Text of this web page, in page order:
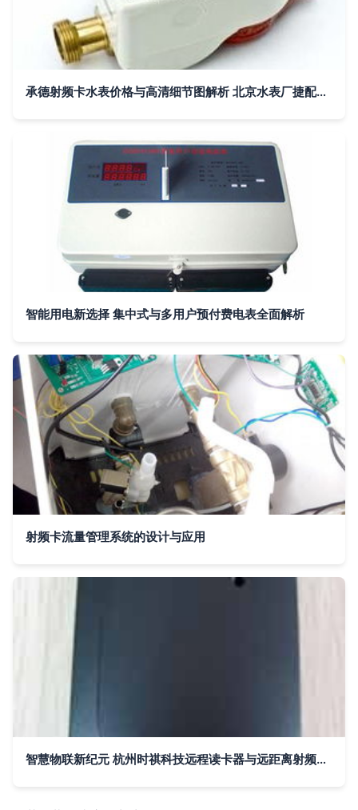
承德射频卡水表价格与高清细节图解析 北京水表厂捷配仪器仪表网推荐
智能用电新选择 集中式与多用户预付费电表全面解析
射频卡流量管理系统的设计与应用
智慧物联新纪元 杭州时祺科技远程读卡器与远距离射频技术赋能行业变革